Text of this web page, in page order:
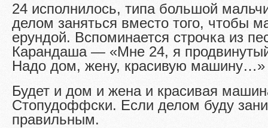
24 исполнилось, типа большой
делом заняться вместо того, чтобы
ерундой. Вспоминается строчка из
Карандаша — «Мне 24, я
Надо дом, жену, красивую машину…»
Будет и дом и жена и красивая
Стопудоффски. Если делом буду
правильным.